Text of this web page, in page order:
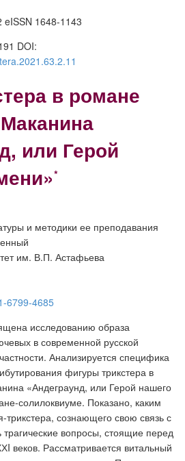
eISSN 1648-1143
DOI:
в романе
или Герой
*
и методики ее преподавания
им. В.П. Астафьева
6799-4685
исследованию образа
в современной русской
Анализируется специфика
фигуры трикстера в
«Андеграунд, или Герой нашего
солилоквиуме. Показано, каким
трикстера, сознающего свою связь с
вопросы, стоящие перед
веков. Рассматривается витальный